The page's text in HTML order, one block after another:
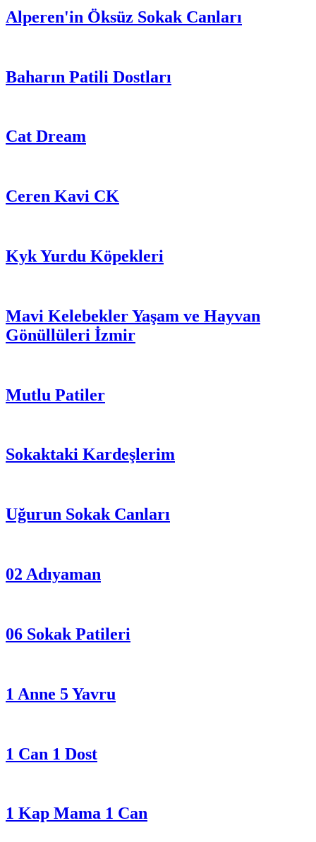
Alperen'in Öksüz Sokak Canları
Baharın Patili Dostları
Cat Dream
Ceren Kavi CK
Kyk Yurdu Köpekleri
Mavi Kelebekler Yaşam ve Hayvan
Gönüllüleri İzmir
Mutlu Patiler
Sokaktaki Kardeşlerim
Uğurun Sokak Canları
02 Adıyaman
06 Sokak Patileri
1 Anne 5 Yavru
1 Can 1 Dost
1 Kap Mama 1 Can